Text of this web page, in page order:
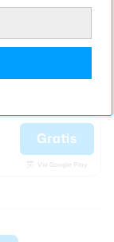
Gratis
Via Google Play